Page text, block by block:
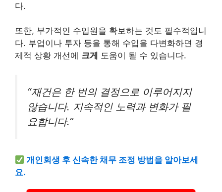
다.
또한, 부가적인 수입원을 확보하는 것도 필수적입니
다. 부업이나 투자 등을 통해 수입을 다변화하면 경
제적 상황 개선에 크게 도움이 될 수 있습니다.
“재건은 한 번의 결정으로 이루어지지
않습니다. 지속적인 노력과 변화가 필
요합니다.”
개인회생 후 신속한 채무 조정 방법을 알아보세
요.